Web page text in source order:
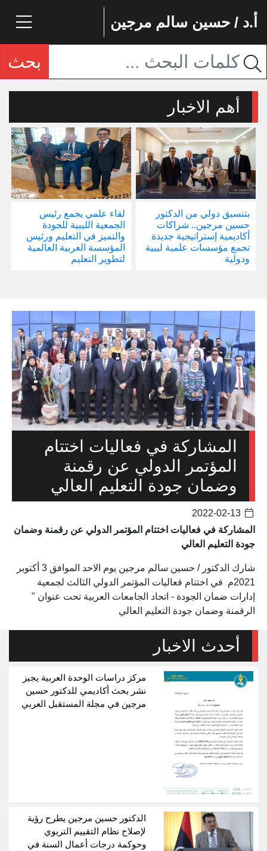
أ.د / حسين سالم مرجين
بحث
أهم الاخبار
بتنسيق دولي من الدكتور
حسين مرجين.. شراكات
أكاديمية إستراتيجية جديدة
تجمع مؤسسات علمية ليبية
ودولية
لقاء علمي يجمع رئيس
الجمعية الليبية للجودة
والتميز في التعليم ورئيس
المؤسسة العربية العالمية
لتطوير التعليم
المشاركة في فعاليات اختتام
المؤتمر الدولي عن رقمنة
وضمان جودة التعليم العالي
المشاركة في فعاليات اختتام المؤتمر الدولي عن رقمنة وضمان
جودة التعليم العالي
شارك الدكتور / حسين سالم مرجين يوم الاحد الموافق 3 أكتوبر
2021م في اختتام فعاليات المؤتمر الدولي الثالث لجمعية
إدارات ضمان الجودة - اتحاد الجامعات العربية تحت عنوان "
الرقمنة وضمان جودة التعليم العالي
أحدث الاخبار
مركز دراسات الوحدة العربية يجيز
نشر بحث أكاديمي للدكتور حسين
مرجين في مجلة المستقبل العربي
الدكتور حسين مرجين يطرح رؤية
لإصلاح نظام التقييم التربوي
وحوكمة درجات أعمال السنة في